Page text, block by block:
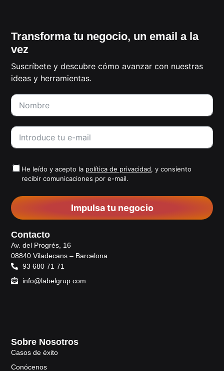
Sobre Nosotros
Casos de éxito
Conócenos
Transforma tu negocio, un email a la
vez
Suscríbete y descubre cómo avanzar con nuestras
ideas y herramientas.
He leído y acepto la política de privacidad, y consiento
recibir comunicaciones por e-mail.
Impulsa tu negocio
Contacto
Av. del Progrés, 16
08840 Viladecans – Barcelona
93 680 71 71
info@labelgrup.com